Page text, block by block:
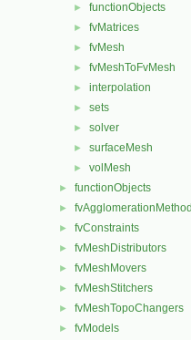
► functionObjects
► fvMatrices
► fvMesh
► fvMeshToFvMesh
► interpolation
► sets
► solver
► surfaceMesh
► volMesh
► functionObjects
►
► fvConstraints
► fvMeshDistributors
► fvMeshMovers
► fvMeshStitchers
► fvMeshTopoChangers
► fvModels